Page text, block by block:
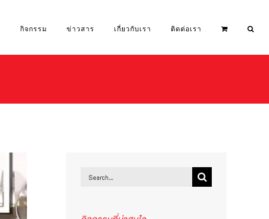
กิจกรรม ข่าวสาร เกี่ยวกับเรา ติดต่อเรา
Search